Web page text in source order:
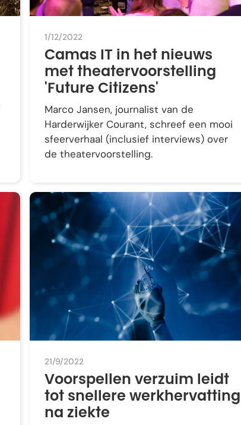
1/12/2022
Camas IT in het nieuws
met theatervoorstelling
'Future Citizens'
Marco Jansen, journalist van de
Harderwijker Courant, schreef een mooi
sfeerverhaal (inclusief interviews) over
de theatervoorstelling.
21/9/2022
Voorspellen verzuim leidt
tot snellere werkhervatting
na ziekte